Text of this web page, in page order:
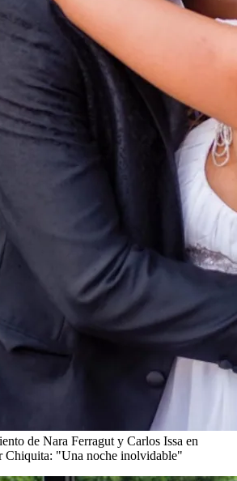
de Nara Ferragut y Carlos Issa en
Chiquita: "Una noche inolvidable"